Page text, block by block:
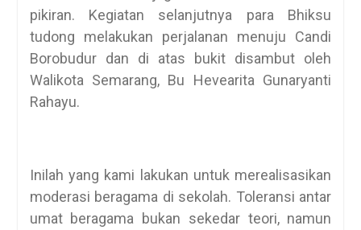
pikiran. Kegiatan selanjutnya para Bhiksu
tudong melakukan perjalanan menuju Candi
Borobudur dan di atas bukit disambut oleh
Walikota Semarang, Bu Hevearita Gunaryanti
Rahayu.
Inilah yang kami lakukan untuk merealisasikan
moderasi beragama di sekolah. Toleransi antar
umat beragama bukan sekedar teori, namun